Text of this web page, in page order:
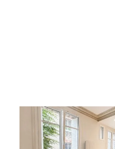
PARIS 75017
40,30 m2, 2 pièces
Ref : 10326